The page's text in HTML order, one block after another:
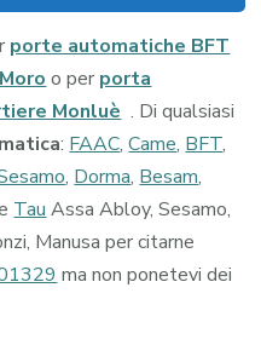
porte automatiche BFT
o per porta
Monluè . Di qualsiasi
: FAAC,Came, BFT,
, Dorma, Besam,
Tau Assa Abloy, Sesamo,
Manusa per citarne
ma non ponetevi dei